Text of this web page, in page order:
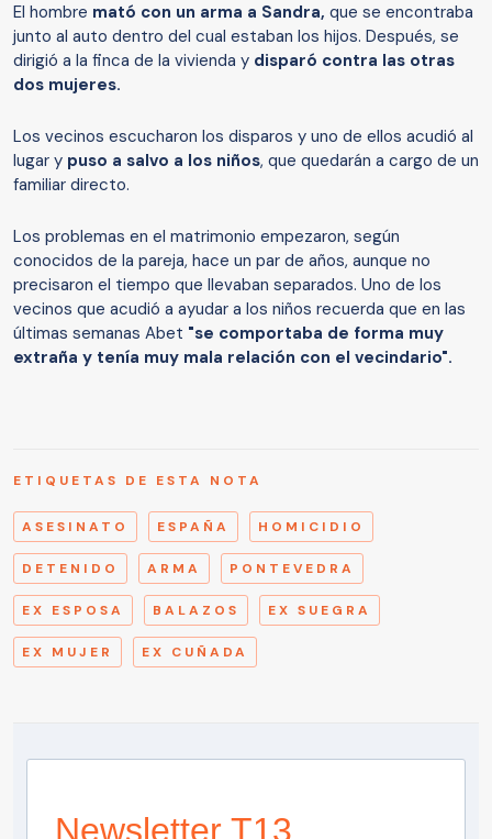
El hombre mató con un arma a Sandra, que se encontraba
junto al auto dentro del cual estaban los hijos. Después, se
dirigió a la finca de la vivienda y disparó contra las otras
dos mujeres.
Los vecinos escucharon los disparos y uno de ellos acudió al
lugar y puso a salvo a los niños, que quedarán a cargo de un
familiar directo.
Los problemas en el matrimonio empezaron, según
conocidos de la pareja, hace un par de años, aunque no
precisaron el tiempo que llevaban separados. Uno de los
vecinos que acudió a ayudar a los niños recuerda que en las
últimas semanas Abet "se comportaba de forma muy
extraña y tenía muy mala relación con el vecindario".
ETIQUETAS DE ESTA NOTA
ASESINATO ESPAÑA HOMICIDIO
DETENIDO ARMA PONTEVEDRA
EX ESPOSA BALAZOS EX SUEGRA
EX MUJER EX CUÑADA
Newsletter T13